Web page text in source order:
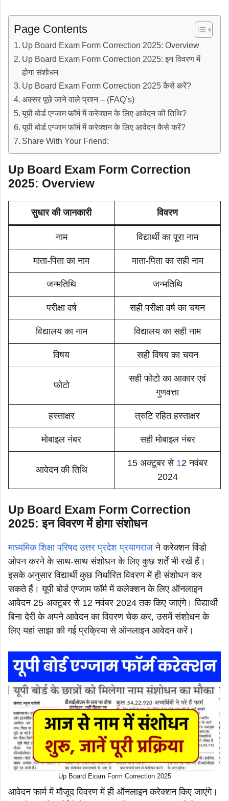
Page Contents
Up Board Exam Form Correction 2025: Overview
Up Board Exam Form Correction 2025: इन विवरण में
होगा संशोधन
Up Board Exam Form Correction 2025 कैसे करें?
अक्सर पूछे जाने वाले प्रश्न – (FAQ’s)
यूपी बोर्ड एग्जाम फॉर्म में करेक्शन के लिए आवेदन की तिथि?
यूपी बोर्ड एग्जाम फॉर्म में करेक्शन के लिए आवेदन कैसे करें?
Share With Your Friend:
Up Board Exam Form Correction
2025: Overview
सुधार की जानकारी विवरण
नाम विद्यार्थी का पूरा नाम
माता-पिता का नाम माता-पिता का सही नाम
जन्मतिथि जन्मतिथि
परीक्षा वर्ष सही परीक्षा वर्ष का चयन
विद्यालय का नाम विद्यालय का सही नाम
विषय सही विषय का चयन
फोटो
सही फोटो का आकार एवं
गुणवत्ता
हस्ताक्षर त्रुटि रहित हस्ताक्षर
मोबाइल नंबर सही मोबाइल नंबर
आवेदन की तिथि
15 अक्टूबर से 12 नवंबर
2024
Up Board Exam Form Correction
2025: इन विवरण में होगा संशोधन
माध्यमिक शिक्षा परिषद उत्तर प्रदेश प्रयागराज ने करेक्शन विंडो
ओपन करने के साथ-साथ संशोधन के लिए कुछ शर्ते भी रखें हैं।
इसके अनुसार विद्यार्थी कुछ निर्धारित विवरण में ही संशोधन कर
सकते हैं। यूपी बोर्ड एग्जाम फॉर्म में कलेक्शन के लिए ऑनलाइन
आवेदन 25 अक्टूबर से 12 नवंबर 2024 तक किए जाएंगे। विद्यार्थी
बिना देरी के अपने आवेदन का विवरण चेक कर, उसमें संशोधन के
लिए यहां साझा की गई प्रक्रिया से ऑनलाइन आवेदन करें।
Up Board Exam Form Correction 2025
आवेदन फार्म में मौजूद विवरण में ही ऑनलाइन करेक्शन किए जाएंगे।